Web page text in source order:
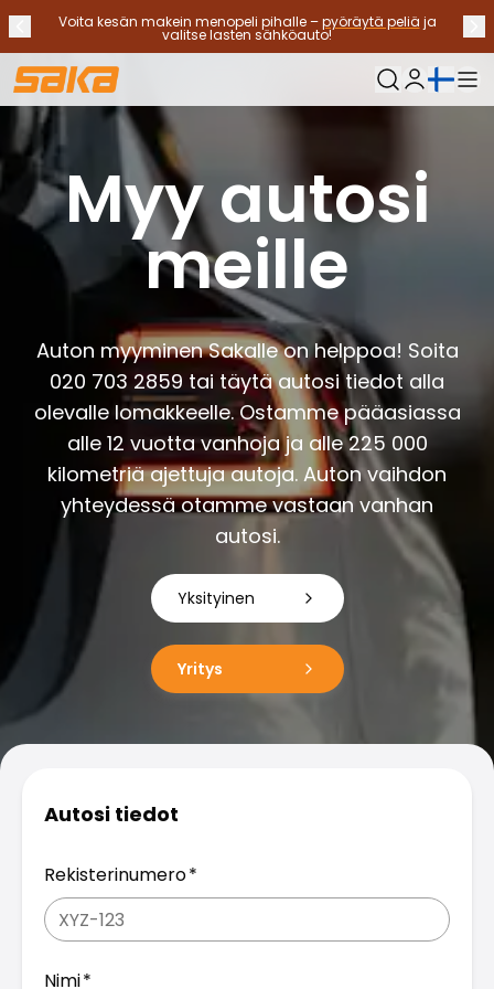
Edellinen ilmoitus
Voita kesän makein menopeli pihalle –pyöräytä peliä ja
valitse lasten sähköauto!
Lopeta ilmoitukset
✕
Oma Saka
Nykyinen
Vaihtoautot
Käyttövoimat
Katso kaikki vaihtoautot
Sähköautot
Hybridiautot
Bensiiniautot
Dieselautot
Ota yhteyttä
Usein kysytyt kysymykset
Autotyypit
Maasturit ja katumaasturit
Nelivedot
Premium-autot
Perheautot
Farmariautot
Kaupunkiautot
Pakettiautot
Hyötyajoneuvot
Huutokauppa-autot
Edulliset autot
Saka Select
Polestar
Skoda
Tesla
Toyota
Volkswagen
Myy autosi
meille
Auton myyminen Sakalle on helppoa! Soita
020 703 2859 tai täytä autosi tiedot alla
olevalle lomakkeelle. Ostamme pääasiassa
alle 12 vuotta vanhoja ja alle 225 000
kilometriä ajettuja autoja. Auton vaihdon
yhteydessä otamme vastaan vanhan
autosi.
Yksityinen
Yritys
Autosi tiedot
Rekisterinumero
Nimi